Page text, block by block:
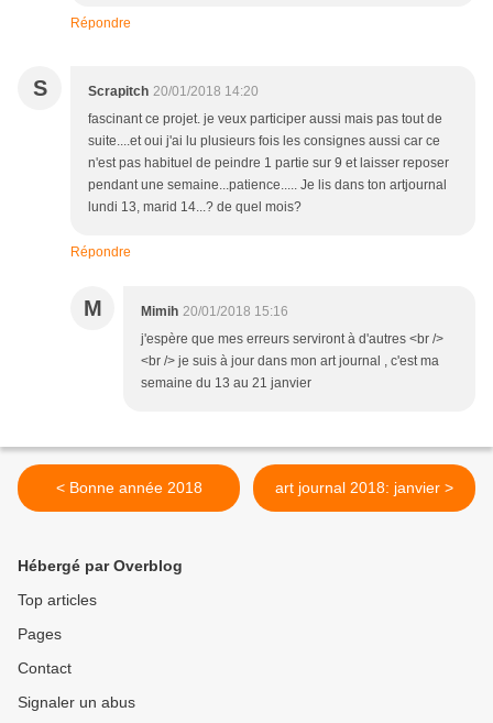
Répondre
S Scrapitch 20/01/2018 14:20
fascinant ce projet. je veux participer aussi mais pas tout de
suite....et oui j'ai lu plusieurs fois les consignes aussi car ce
n'est pas habituel de peindre 1 partie sur 9 et laisser reposer
pendant une semaine...patience..... Je lis dans ton artjournal
lundi 13, marid 14...? de quel mois?
Répondre
M Mimih 20/01/2018 15:16
j'espère que mes erreurs serviront à d'autres <br />
<br /> je suis à jour dans mon art journal , c'est ma
semaine du 13 au 21 janvier
< Bonne année 2018 art journal 2018: janvier >
Hébergé par Overblog
Top articles
Pages
Contact
Signaler un abus